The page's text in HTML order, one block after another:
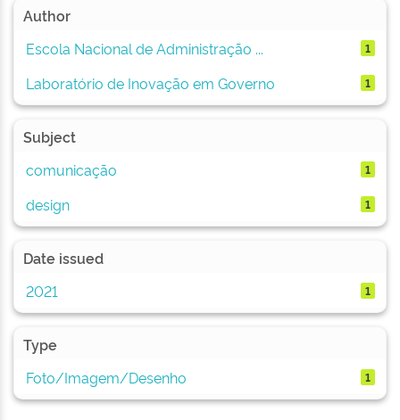
Author
Escola Nacional de Administração ...
1
Laboratório de Inovação em Governo 1
Subject
comunicação
1
design 1
Date issued
2021
1
Type
Foto/Imagem/Desenho
1